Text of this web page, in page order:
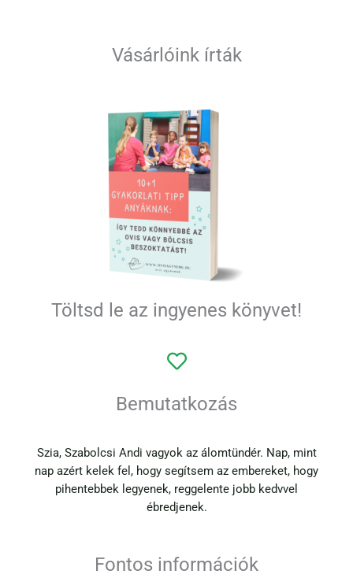
Vásárlóink írták
Töltsd le az ingyenes könyvet!
Bemutatkozás
Szia, Szabolcsi Andi vagyok az álomtündér. Nap, mint
nap azért kelek fel, hogy segítsem az embereket, hogy
pihentebbek legyenek, reggelente jobb kedvvel
ébredjenek.
Fontos információk